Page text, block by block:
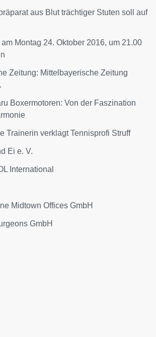
aus Blut trächtiger Stuten soll auf
Montag 24. Oktober 2016, um 21.00
Zeitung: Mittelbayerische Zeitung
Boxermotoren: Von der Faszination
Trainerin verklagt Tennisprofi Struff
Ei e. V.
International
Midtown Offices GmbH
GmbH